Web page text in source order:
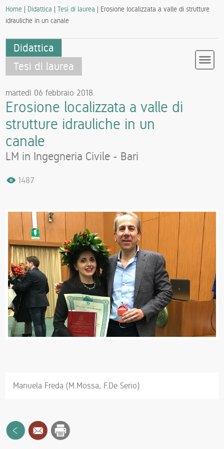
Home | Didattica |Tesi di laurea | Erosione localizzata a valle di strutture
idrauliche in un canale
Didattica
Tesi di laurea
martedì 06 febbraio 2018
Erosione localizzata a valle di
strutture idrauliche in un
canale
LM in Ingegneria Civile - Bari
1487
Manuela Freda (M.Mossa, F.De Serio)